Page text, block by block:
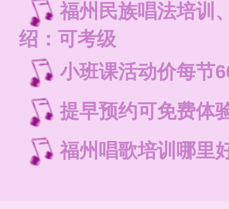
福州民族唱法培训
绍：可考级
小班课活动价每节
提早预约可免费体
福州唱歌培训哪里